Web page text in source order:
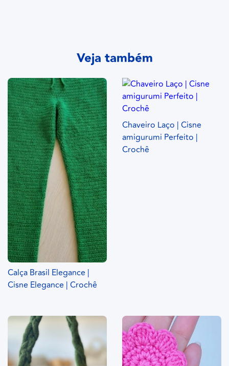
Veja também
Calça Brasil Elegance |
Cisne Elegance | Crochê
Chaveiro Laço | Cisne
amigurumi Perfeito |
Crochê